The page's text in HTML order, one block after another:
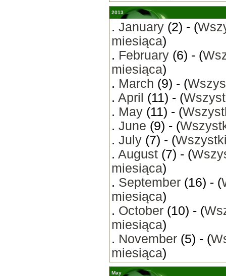
2013
. January (2) - (
miesiąca)
. February (6) - (
miesiąca)
. March (9) - (
. April (11) - (
. May (11) - (
. June (9) - (
. July (7) - (
. August (7) - (
miesiąca)
. September (16) - (
miesiąca)
. October (10) - (
miesiąca)
. November (5) - (
miesiąca)
May